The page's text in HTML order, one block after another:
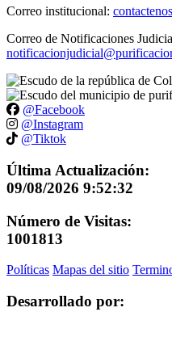
Correo institucional:
Correo de Notificaciones
@Facebook
@Instagram
@Tiktok
Última Actualización:
09/08/2026 9:52:32
Número de Visitas:
1001813
Políticas Mapas del sitio
Desarrollado por: